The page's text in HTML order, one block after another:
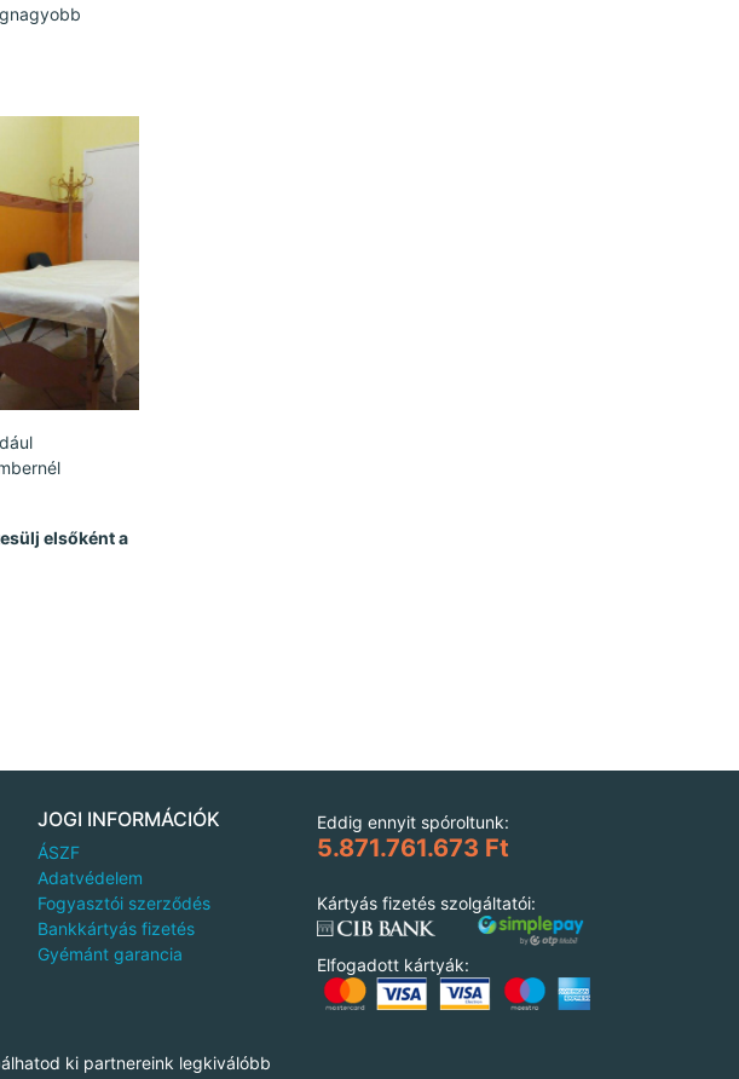
elsőként a
JOGI INFORMÁCIÓK
ÁSZF
Adatvédelem
Fogyasztói szerződés
Bankkártyás fizetés
Gyémánt garancia
Eddig ennyit spóroltunk:
5.871.761.673 Ft
Kártyás fizetés szolgáltatói:
Elfogadott kártyák:
ki partnereink legkiválóbb